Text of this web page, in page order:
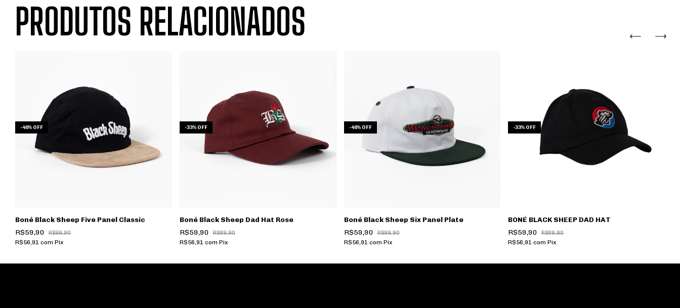
PRODUTOS RELACIONADOS
-40% OFF
Boné Black Sheep Five Panel Classic
R$59,90
R$99,90
R$56,91 com Pix
-33% OFF
Boné Black Sheep Dad Hat Rose
R$59,90
R$89,90
R$56,91 com Pix
-40% OFF
Boné Black Sheep Six Panel Plate
R$59,90
R$99,90
R$56,91 com Pix
-33% OFF
BONÉ BLACK SHEEP DAD HAT
R$59,90
R$89,90
R$56,91com Pix